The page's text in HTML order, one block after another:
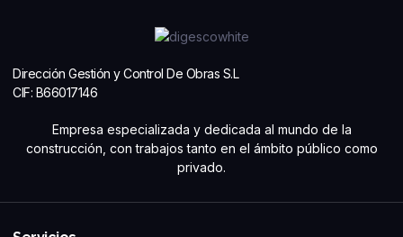
Dirección Gestión y Control De Obras S.L
CIF: B66017146
Empresa especializada y dedicada al mundo de la
construcción, con trabajos tanto en el ámbito público como
privado.